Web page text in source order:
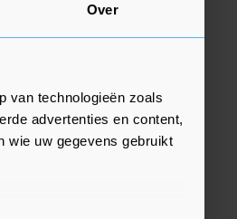
Over
van technologieën zoals
advertenties en content,
wie uw gegevens gebruikt